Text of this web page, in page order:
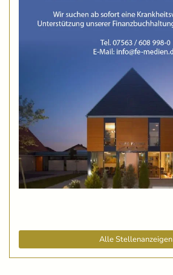
Alle Stellenanzeigen